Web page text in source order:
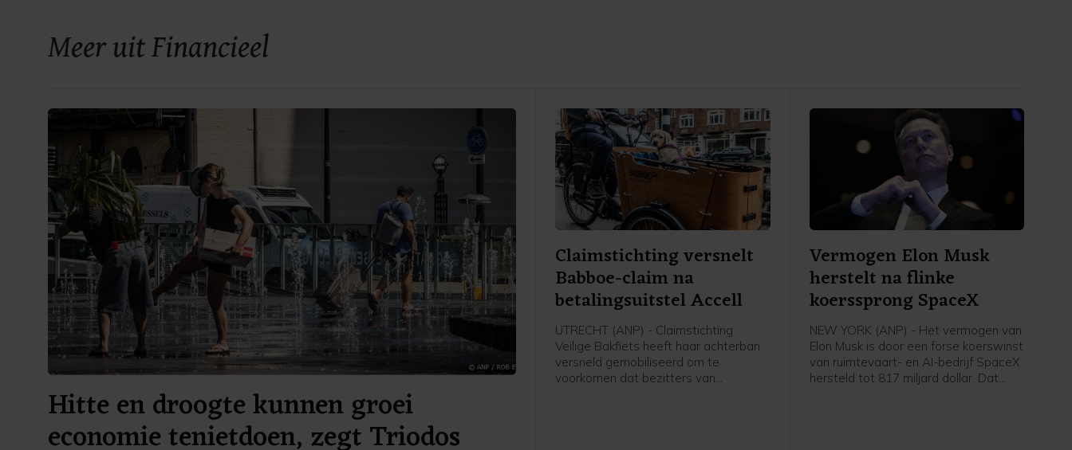
Meer uit Financieel
Hitte en droogte kunnen groei
economie tenietdoen, zegt Triodos
Claimstichting versnelt
Babboe-claim na
betalingsuitstel Accell
UTRECHT (ANP) - Claimstichting
Veilige Bakfiets heeft haar achterban
versneld gemobiliseerd om te
voorkomen dat bezitters van
Vermogen Elon Musk
herstelt na flinke
koerssprong SpaceX
NEW YORK (ANP) - Het vermogen van
Elon Musk is door een forse koerswinst
van ruimtevaart- en AI-bedrijf SpaceX
hersteld tot 817 miljard dollar. Dat